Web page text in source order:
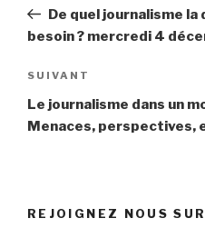
l’article
précédent
De quel journalisme
besoin ? mercredi 4
Article
suivant
SUIVANT
Le journalisme dans un
Menaces, perspectives,
REJOIGNEZ NOUS